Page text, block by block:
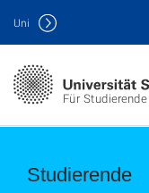
Für Studierende
Uni
Studierende